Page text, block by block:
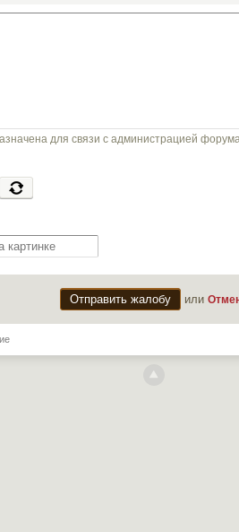
для связи с администрацией
или